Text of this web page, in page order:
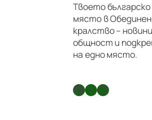
Твоето българско
място в
кралство –
общност и
на едно място.
Facebook X GitHub